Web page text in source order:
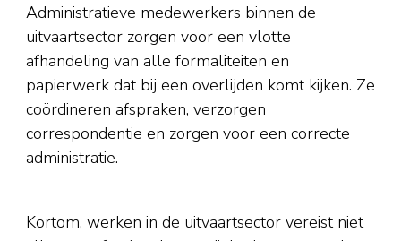
Administratieve medewerkers binnen de
uitvaartsector zorgen voor een vlotte
afhandeling van alle formaliteiten en
papierwerk dat bij een overlijden komt kijken. Ze
coördineren afspraken, verzorgen
correspondentie en zorgen voor een correcte
administratie.
Kortom, werken in de uitvaartsector vereist niet